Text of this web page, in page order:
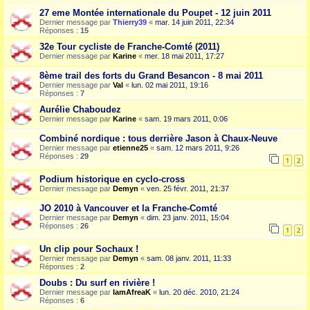
27 eme Montée internationale du Poupet - 12 juin 2011
Dernier message par Thierry39 « mar. 14 juin 2011, 22:34
Réponses : 15
32e Tour cycliste de Franche-Comté (2011)
Dernier message par Karine « mer. 18 mai 2011, 17:27
8ème trail des forts du Grand Besancon - 8 mai 2011
Dernier message par Val « lun. 02 mai 2011, 19:16
Réponses : 7
Aurélie Chaboudez
Dernier message par Karine « sam. 19 mars 2011, 0:06
Combiné nordique : tous derrière Jason à Chaux-Neuve
Dernier message par etienne25 « sam. 12 mars 2011, 9:26
Réponses : 29 1 2
Podium historique en cyclo-cross
Dernier message par Demyn « ven. 25 févr. 2011, 21:37
JO 2010 à Vancouver et la Franche-Comté
Dernier message par Demyn « dim. 23 janv. 2011, 15:04
Réponses : 26 1 2
Un clip pour Sochaux !
Dernier message par Demyn « sam. 08 janv. 2011, 11:33
Réponses : 2
Doubs : Du surf en rivière !
Dernier message par IamAfreaK « lun. 20 déc. 2010, 21:24
Réponses : 6